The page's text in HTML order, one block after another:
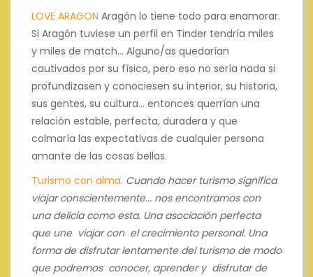
LOVE ARAGON Aragón lo tiene todo para enamorar.
Si Aragón tuviese un perfil en Tinder tendría miles
y miles de match... Alguno/as quedarían
cautivados por su físico, pero eso no sería nada si
profundizasen y conociesen su interior, su historia,
sus gentes, su cultura... entonces querrían una
relación estable, perfecta, duradera y que
colmaría las expectativas de cualquier persona
amante de las cosas bellas.
Turismo con alma. Cuando hacer turismo significa
viajar conscientemente... nos encontramos con
una delicia como esta. Una asociación perfecta
que une viajar con el crecimiento personal. Una
forma de disfrutar lentamente del turismo de modo
que podremos conocer, aprender y disfrutar de